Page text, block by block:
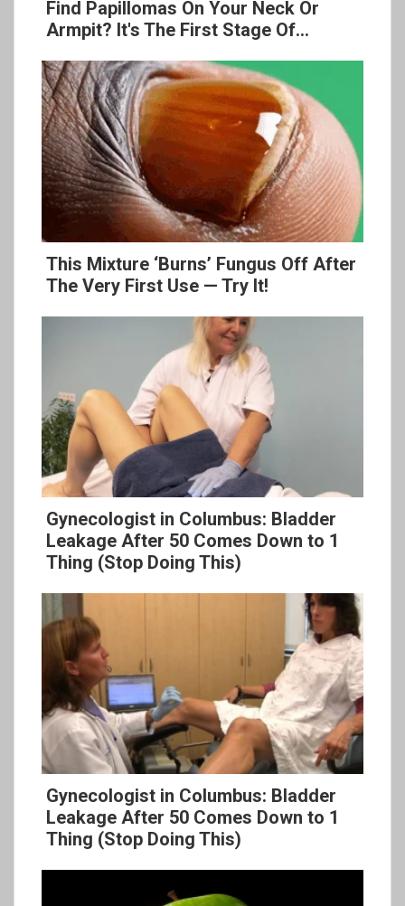
Find Papillomas On Your Neck Or
Armpit? It's The First Stage Of...
This Mixture ‘Burns’ Fungus Off After
The Very First Use — Try It!
Gynecologist in Columbus: Bladder
Leakage After 50 Comes Down to 1
Thing (Stop Doing This)
Gynecologist in Columbus: Bladder
Leakage After 50 Comes Down to 1
Thing (Stop Doing This)